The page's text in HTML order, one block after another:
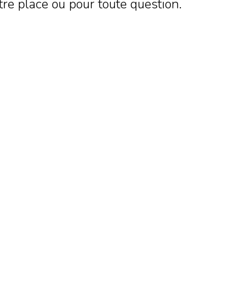
place ou pour toute question.